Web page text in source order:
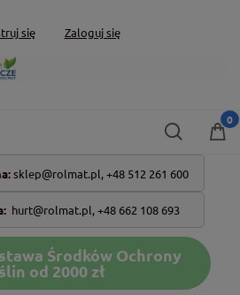
się Zaloguj się
sklep@rolmat.pl, +48 512 261 600
hurt@rolmat.pl,+48 662 108 693
Środków Ochrony
od 2000 zł